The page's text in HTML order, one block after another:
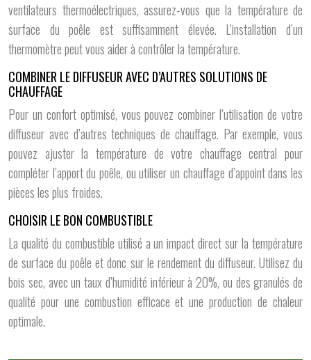
ventilateurs thermoélectriques, assurez-vous que la température de
surface du poêle est suffisamment élevée. L’installation d’un
thermomètre peut vous aider à contrôler la température.
COMBINER LE DIFFUSEUR AVEC D’AUTRES SOLUTIONS DE
CHAUFFAGE
Pour un confort optimisé, vous pouvez combiner l’utilisation de votre
diffuseur avec d’autres techniques de chauffage. Par exemple, vous
pouvez ajuster la température de votre chauffage central pour
compléter l’apport du poêle, ou utiliser un chauffage d’appoint dans les
pièces les plus froides.
CHOISIR LE BON COMBUSTIBLE
La qualité du combustible utilisé a un impact direct sur la température
de surface du poêle et donc sur le rendement du diffuseur. Utilisez du
bois sec, avec un taux d’humidité inférieur à 20%, ou des granulés de
qualité pour une combustion efficace et une production de chaleur
optimale.